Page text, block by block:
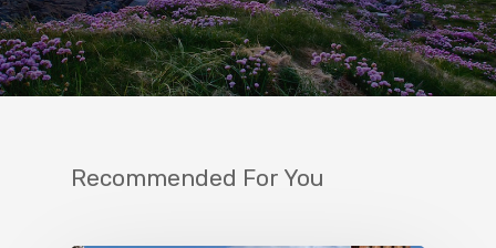
Recommended For You